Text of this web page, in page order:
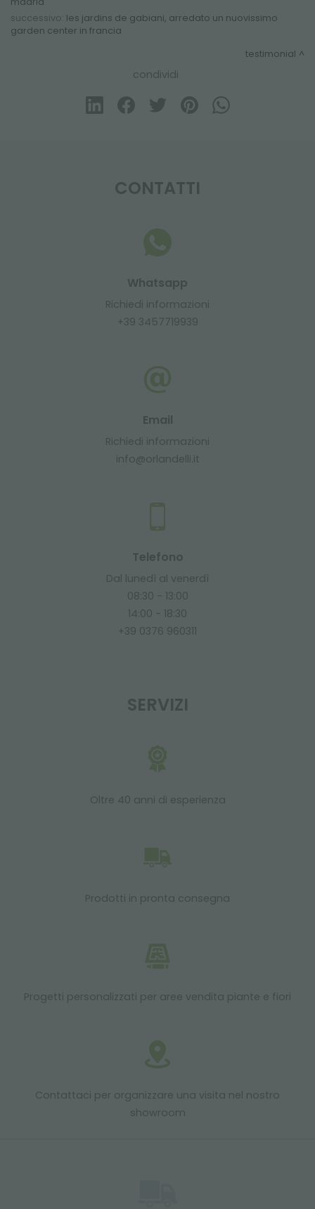
successivo: les jardins de gabiani, arredato un nuovissimo
garden center in francia
testimonial
condividi
CONTATTI
Whatsapp
Richiedi informazioni
+39 3457719939
Email
Richiedi informazioni
info@orlandelli.it
Telefono
Dal lunedì al venerdì
08:30 - 13:00
14:00 - 18:30
+39 0376 960311
SERVIZI
Oltre 40 anni di esperienza
Prodotti in pronta consegna
Progetti personalizzati per aree vendita piante e fiori
Contattaci per organizzare una visita nel nostro
showroom